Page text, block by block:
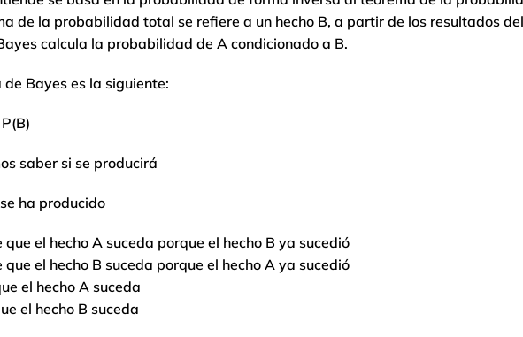
de la probabilidad total se refiere a un hecho B, a partir de los resultados del
calcula la probabilidad de A condicionado a B.
Bayes es la siguiente:
saber si se producirá
ha producido
el hecho A suceda porque el hecho B ya sucedió
el hecho B suceda porque el hecho A ya sucedió
el hecho A suceda
el hecho B suceda